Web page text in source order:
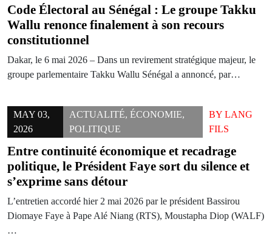
Code Électoral au Sénégal : Le groupe Takku
Wallu renonce finalement à son recours
constitutionnel
Dakar, le 6 mai 2026 – Dans un revirement stratégique majeur, le
groupe parlementaire Takku Wallu Sénégal a annoncé, par…
MAY 03,
2026
ACTUALITÉ,ÉCONOMIE,
POLITIQUE
BYLANG
FILS
Entre continuité économique et recadrage
politique, le Président Faye sort du silence et
s’exprime sans détour
L’entretien accordé hier 2 mai 2026 par le président Bassirou
Diomaye Faye à Pape Alé Niang (RTS), Moustapha Diop (WALF)
…